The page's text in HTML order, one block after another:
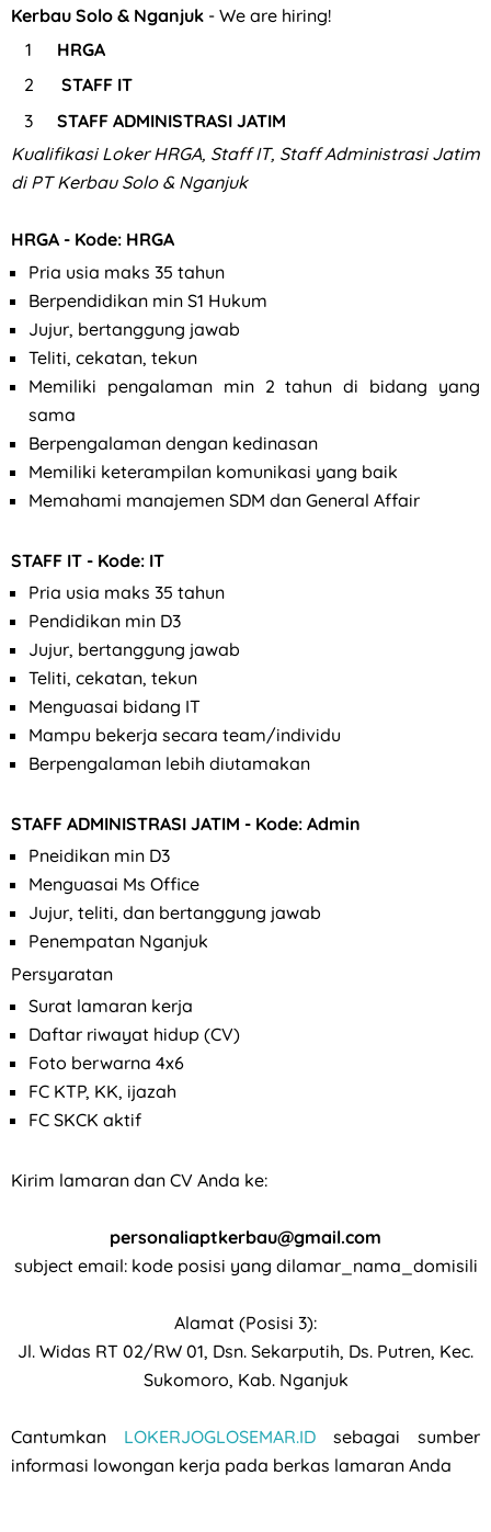
Kerbau Solo & Nganjuk - We are hiring!
HRGA
STAFF IT
STAFF ADMINISTRASI JATIM
Kualifikasi Loker HRGA, Staff IT, Staff Administrasi Jatim
di PT Kerbau Solo & Nganjuk
HRGA - Kode: HRGA
Pria usia maks 35 tahun
Berpendidikan min S1 Hukum
Jujur, bertanggung jawab
Teliti, cekatan, tekun
Memiliki pengalaman min 2 tahun di bidang yang
sama
Berpengalaman dengan kedinasan
Memiliki keterampilan komunikasi yang baik
Memahami manajemen SDM dan General Affair
STAFF IT - Kode: IT
Pria usia maks 35 tahun
Pendidikan min D3
Jujur, bertanggung jawab
Teliti, cekatan, tekun
Menguasai bidang IT
Mampu bekerja secara team/individu
Berpengalaman lebih diutamakan
STAFF ADMINISTRASI JATIM - Kode: Admin
Pneidikan min D3
Menguasai Ms Office
Jujur, teliti, dan bertanggung jawab
Penempatan Nganjuk
Persyaratan
Surat lamaran kerja
Daftar riwayat hidup (CV)
Foto berwarna 4x6
FC KTP, KK, ijazah
FC SKCK aktif
Kirim lamaran dan CV Anda ke:
personaliaptkerbau@gmail.com
subject email: kode posisi yang dilamar_nama_domisili
Alamat (Posisi 3):
Jl. Widas RT 02/RW 01, Dsn. Sekarputih, Ds. Putren, Kec.
Sukomoro, Kab. Nganjuk
Cantumkan LOKERJOGLOSEMAR.ID sebagai sumber
informasi lowongan kerja pada berkas lamaran Anda